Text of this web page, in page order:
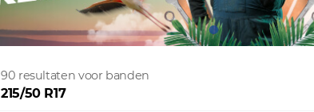
90 resultaten voor banden
215/50 R17